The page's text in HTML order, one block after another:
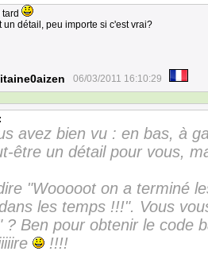
un détail, peu importe si c'est vrai?
06/03/2011 16:10:29
avez bien vu : en bas, à
être un détail pour vous,
"Wooooot on a terminé
les temps !!!". Vous
? Ben pour obtenir le code
!!!!